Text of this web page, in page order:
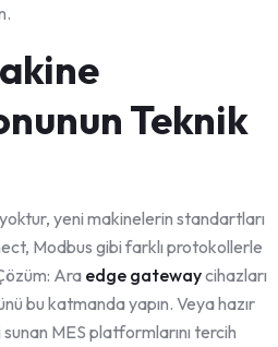
Teknik
yeni makinelerin standartları
Modbus gibi farklı protokollerle
Ara edge gatewaycihazları
bu katmanda yapın. Veya hazır
MES platformlarını tercih